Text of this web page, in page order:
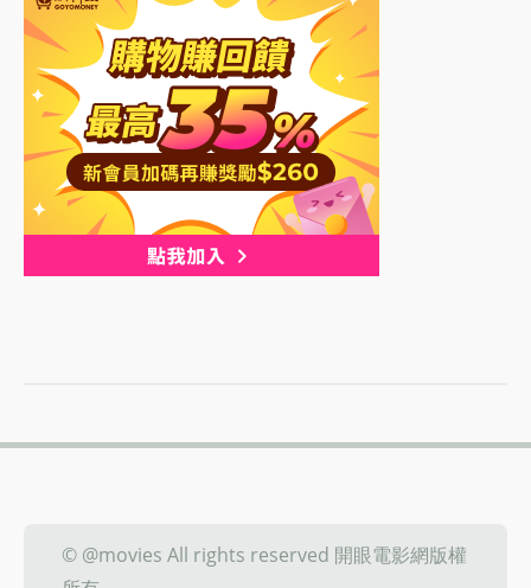
© @movies All rights reserved 開眼電影網版權